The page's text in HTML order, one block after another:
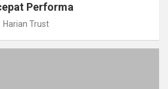
Performa
Harian Trust